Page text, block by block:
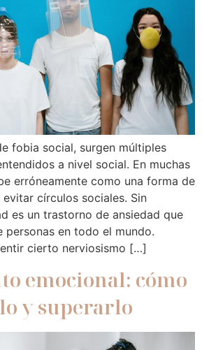
fobia social, surgen múltiples
a nivel social. En muchas
erróneamente como una forma de
círculos sociales. Sin
es un trastorno de ansiedad que
personas en todo el mundo.
cierto nerviosismo […]
emocional: cómo
y superarlo